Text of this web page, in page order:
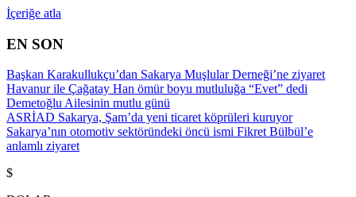
İçeriğe atla
EN SON
Başkan Karakullukçu’dan Sakarya Muşlular Derneği’ne ziyaret
Havanur ile Çağatay Han ömür boyu mutluluğa “Evet” dedi
Demetoğlu Ailesinin mutlu günü
ASRİAD Sakarya, Şam’da yeni ticaret köprüleri kuruyor
Sakarya’nın otomotiv sektöründeki öncü ismi Fikret Bülbül’e
anlamlı ziyaret
$